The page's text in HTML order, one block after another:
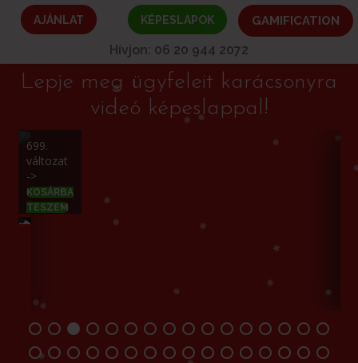
AJÁNLAT KÉPESLAPOK GAMIFICATION
Hívjon: 06 20 944 2072
Lepje meg ügyfeleit karácsonyra
videó képeslappal!
699.
változat
->
KOSÁRBA
TESZEM